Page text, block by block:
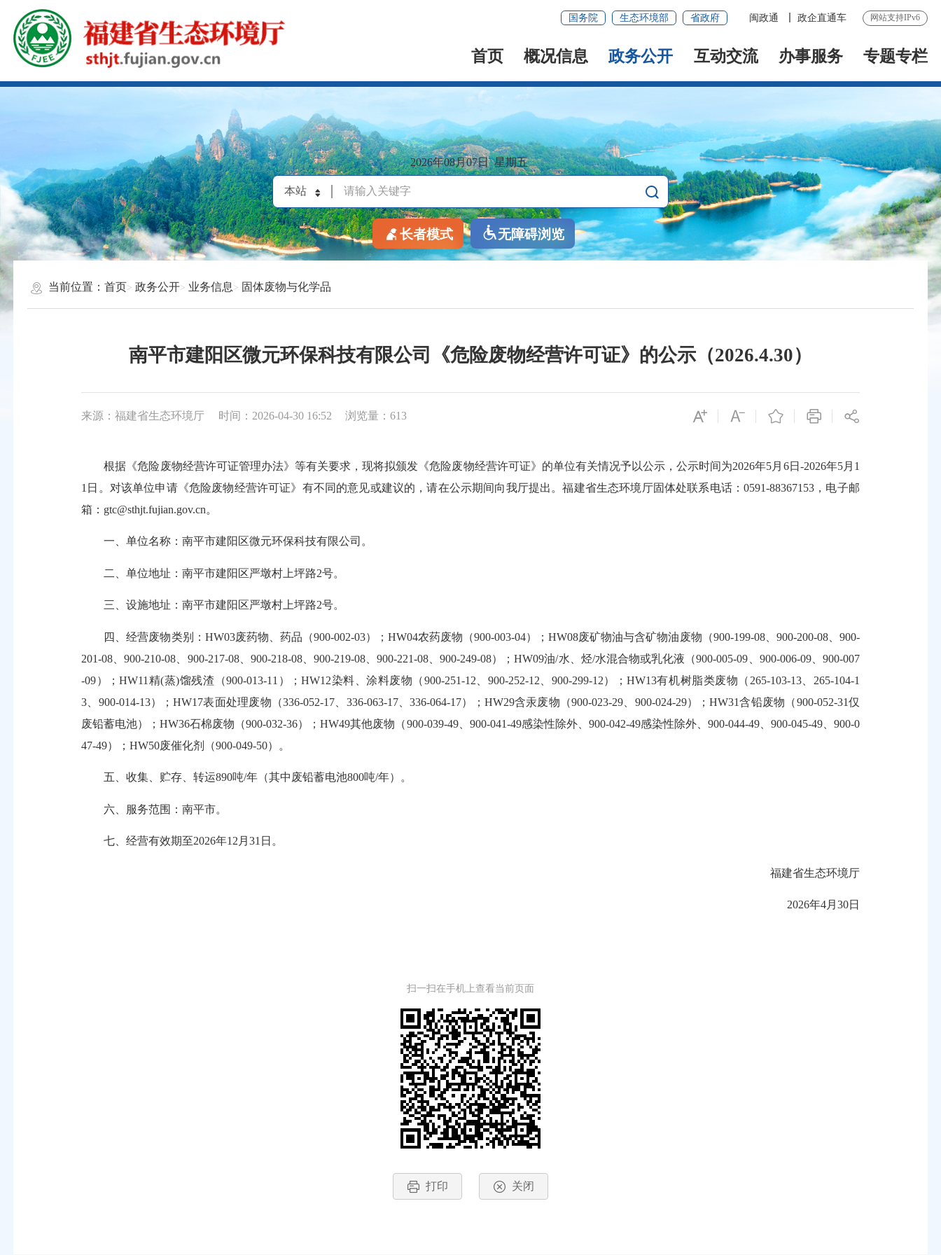
国务院 生态环境部 省政府 闽政通 政企直通车 网站支持IPv6
首页 概况信息 政务公开 互动交流 办事服务 专题专栏
2026年08月07日 星期五
长者模式 无障碍浏览
当前位置：首页 政务公开 业务信息 固体废物与化学品
南平市建阳区微元环保科技有限公司《危险废物经营许可证》的公示（2026.4.30）
来源：福建省生态环境厅 时间：2026-04-30 16:52 浏览量：613
根据《危险废物经营许可证管理办法》等有关要求，现将拟颁发《危险废物经营许可证》的单位有关情况予以公示，公示时间为2026年5月6日-2026年5月1
1日。对该单位申请《危险废物经营许可证》有不同的意见或建议的，请在公示期间向我厅提出。福建省生态环境厅固体处联系电话：0591-88367153，电子邮
箱：gtc@sthjt.fujian.gov.cn。
一、单位名称：南平市建阳区微元环保科技有限公司。
二、单位地址：南平市建阳区严墩村上坪路2号。
三、设施地址：南平市建阳区严墩村上坪路2号。
四、经营废物类别：HW03废药物、药品（900-002-03）；HW04农药废物（900-003-04）；HW08废矿物油与含矿物油废物（900-199-08、900-200-08、900-
201-08、900-210-08、900-217-08、900-218-08、900-219-08、900-221-08、900-249-08）；HW09油/水、烃/水混合物或乳化液（900-005-09、900-006-09、900-007
-09）；HW11精(蒸)馏残渣（900-013-11）；HW12染料、涂料废物（900-251-12、900-252-12、900-299-12）；HW13有机树脂类废物（265-103-13、265-104-1
3、900-014-13）；HW17表面处理废物（336-052-17、336-063-17、336-064-17）；HW29含汞废物（900-023-29、900-024-29）；HW31含铅废物（900-052-31仅
废铅蓄电池）；HW36石棉废物（900-032-36）；HW49其他废物（900-039-49、900-041-49感染性除外、900-042-49感染性除外、900-044-49、900-045-49、900-0
47-49）；HW50废催化剂（900-049-50）。
五、收集、贮存、转运890吨/年（其中废铅蓄电池800吨/年）。
六、服务范围：南平市。
七、经营有效期至2026年12月31日。
福建省生态环境厅
2026年4月30日
扫一扫在手机上查看当前页面
打印 关闭